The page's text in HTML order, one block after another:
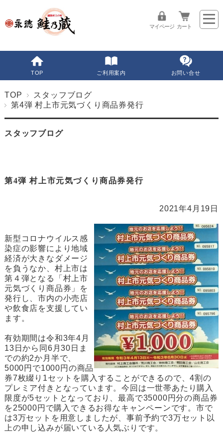
マイページ カート
TOP ご利用案内 お問い合せ
TOP
スタッフブログ
第4弾 村上市元気づくり商品券発行
スタッフブログ
第4弾 村上市元気づくり商品券発行
2021年4月19日
新型コロナウイルス感
染症の影響により地域
経済が大きなダメージ
を負うなか、村上市は
第４弾となる「村上市
元気づくり商品券」を
発行し、市内の小売店
や飲食店を支援してい
ます。
有効期間は令和3年4月
13日から同6月30日ま
での約2か月半で、
5000円で1000円の商品
券7枚綴り1セットを購入することができるので、4割の
プレミア付きとなっています。今回は一世帯あたり購入
限度が5セットとなっており、最高で35000円分の商品券
を25000円で購入できるお得なキャンペーンです。市で
は3万セットを用意しましたが、事前予約で3万セット以
上の申し込みが届いている人気ぶりです。